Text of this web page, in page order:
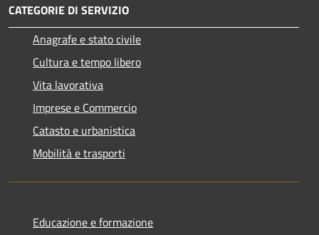
CATEGORIE DI SERVIZIO
Anagrafe e stato civile
Cultura e tempo libero
Vita lavorativa
Imprese e Commercio
Catasto e urbanistica
Mobilità e trasporti
Educazione e formazione